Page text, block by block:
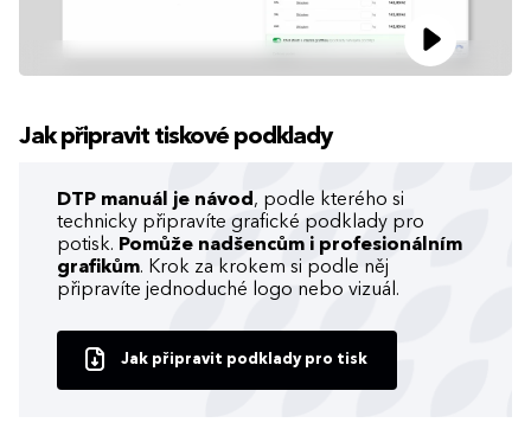
Jak připravit tiskové podklady
DTP manuál je návod , podle kterého si
technicky připravíte grafické podklady pro
potisk. Pomůže nadšencům i profesionálním
grafikům. Krok za krokem si podle něj
připravíte jednoduché logo nebo vizuál.
Jak připravit podklady pro tisk